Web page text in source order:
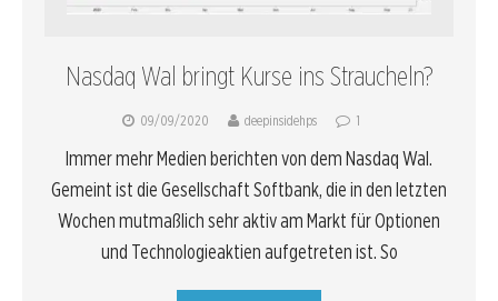
Nasdaq Wal bringt Kurse ins Straucheln?
09/09/2020 deepinsidehps 1
Immer mehr Medien berichten von dem Nasdaq Wal.
Gemeint ist die Gesellschaft Softbank, die in den letzten
Wochen mutmaßlich sehr aktiv am Markt für Optionen
und Technologieaktien aufgetreten ist. So